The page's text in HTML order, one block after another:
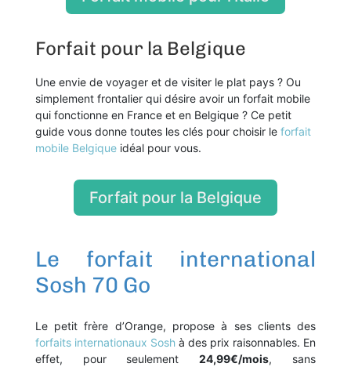
Forfait pour la Belgique
Une envie de voyager et de visiter le plat pays ? Ou
simplement frontalier qui désire avoir un forfait mobile
qui fonctionne en France et en Belgique ? Ce petit
guide vous donne toutes les clés pour choisir le forfait
mobile Belgiqueidéal pour vous.
Forfait pour la Belgique
Le forfait international
Sosh 70 Go
Le petit frère d’Orange, propose à ses clients des
forfaits internationaux Soshà des prix raisonnables. En
effet, pour seulement24,99€/mois, sans